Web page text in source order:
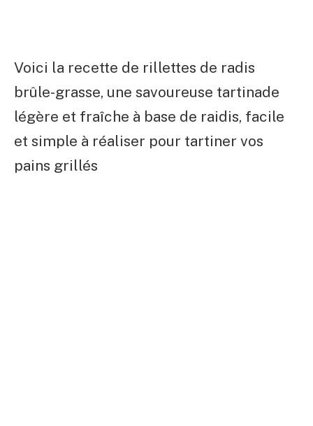
Voici la recette de rillettes de radis
brûle-grasse, une savoureuse tartinade
légère et fraîche à base de raidis, facile
et simple à réaliser pour tartiner vos
pains grillés